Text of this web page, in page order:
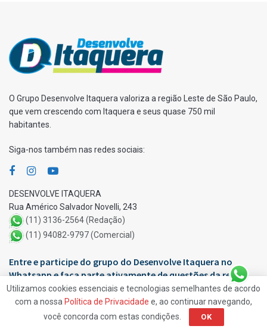
O Grupo Desenvolve Itaquera valoriza a região Leste de São Paulo,
que vem crescendo com Itaquera e seus quase 750 mil
habitantes.
Siga-nos também nas redes sociais:
DESENVOLVE ITAQUERA
Rua Américo Salvador Novelli, 243
(11) 3136-2564 (Redação)
(11) 94082-9797 (Comercial)
Entre e participe do grupo do Desenvolve Itaquera no
Whatsapp e faça parte ativamente de questões da região.
Utilizamos cookies essenciais e tecnologias semelhantes de acordo
com a nossa Política de Privacidade e, ao continuar navegando,
você concorda com estas condições.
OK